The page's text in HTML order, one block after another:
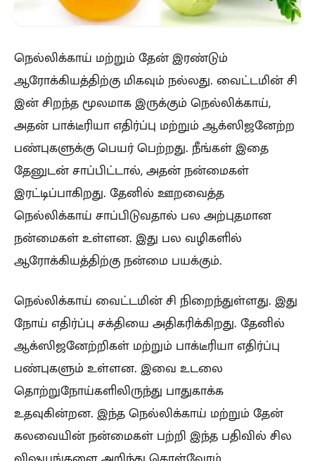
நெல்லிக்காய் மற்றும் தேன் இரண்டும்
ஆரோக்கியத்திற்கு மிகவும் நல்லது. வைட்டமின் சி
இன் சிறந்த மூலமாக இருக்கும் நெல்லிக்காய்,
அதன் பாக்டீரியா எதிர்ப்பு மற்றும் ஆக்ஸிஜனேற்ற
பண்புகளுக்கு பெயர் பெற்றது. நீங்கள் இதை
தேனுடன் சாப்பிட்டால், அதன் நன்மைகள்
இரட்டிப்பாகிறது. தேனில் ஊறவைத்த
நெல்லிக்காய் சாப்பிடுவதால் பல அற்புதமான
நன்மைகள் உள்ளன. இது பல வழிகளில்
ஆரோக்கியத்திற்கு நன்மை பயக்கும்.
நெல்லிக்காய் வைட்டமின் சி நிறைந்துள்ளது. இது
நோய் எதிர்ப்பு சக்தியை அதிகரிக்கிறது. தேனில்
ஆக்ஸிஜனேற்றிகள் மற்றும் பாக்டீரியா எதிர்ப்பு
பண்புகளும் உள்ளன. இவை உடலை
தொற்றுநோய்களிலிருந்து பாதுகாக்க
உதவுகின்றன. இந்த நெல்லிக்காய் மற்றும் தேன்
கலவையின் நன்மைகள் பற்றி இந்த பதிவில் சில